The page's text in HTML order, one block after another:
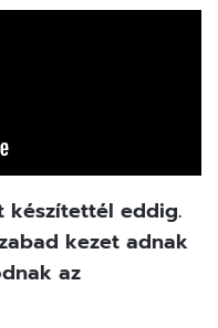
eddig.
kezet adnak
az